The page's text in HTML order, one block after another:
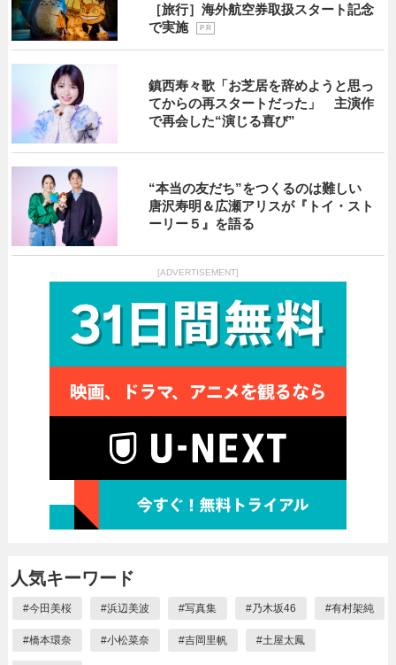
［旅行］海外航空券取扱スタート記念
で実施
P R
鎮西寿々歌「お芝居を辞めようと思っ
てからの再スタートだった」 主演作
で再会した“演じる喜び”
“本当の友だち”をつくるのは難しい
唐沢寿明＆広瀬アリスが『トイ・スト
ーリー５』を語る
[ADVERTISEMENT]
人気キーワード
#今田美桜 #浜辺美波 #写真集 #乃木坂46 #有村架純
#橋本環奈 #小松菜奈 #吉岡里帆 #土屋太鳳